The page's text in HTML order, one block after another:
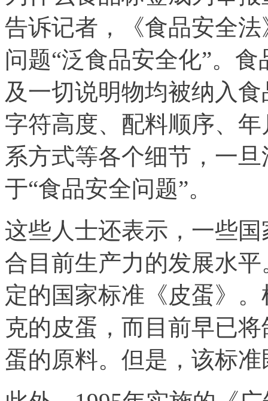
告诉记者，《食品安全
问题“泛食品安全化”。
及一切说明物均被纳入
字符高度、配料顺序、
系方式等各个细节，一
于“食品安全问题”。
这些人士还表示，一些
合目前生产力的发展水
定的国家标准《皮蛋》
克的皮蛋，而目前早已
蛋的原料。但是，该标